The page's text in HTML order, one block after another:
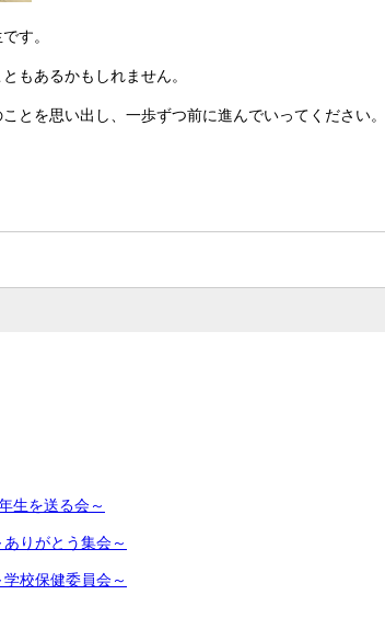
す。
もあるかもしれません。
とを思い出し、一歩ずつ前に進んでいってください。
生を送る会～
りがとう集会～
校保健委員会～